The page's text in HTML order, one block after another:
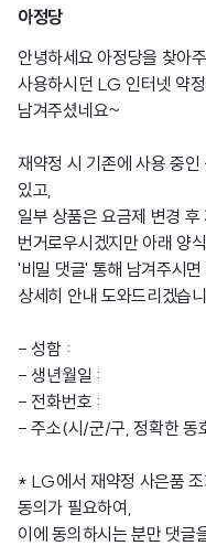
아정당
안녕하세요 아정당을 찾아
사용하시던 LG 인터넷 약
남겨주셨네요~
재약정 시 기존에 사용 중
있고,
일부 상품은 요금제 변경
번거로우시겠지만 아래 양
'비밀 댓글' 통해 남겨주시
상세히 안내 도와드리겠습
- 성함 :
- 생년월일 :
- 전화번호 :
- 주소(시/군/구, 정확한 동
* LG에서 재약정 사은품
동의가 필요하여,
이에 동의하시는 분만 댓글